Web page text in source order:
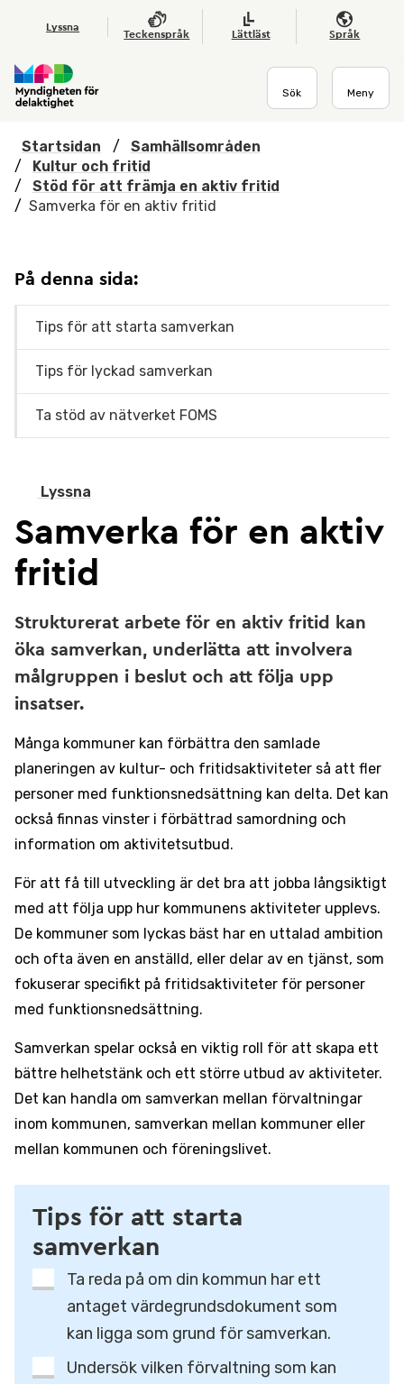
Hoppa till huvudmenyn
Lyssna
Teckenspråk Lättläst Språk
Sök Meny
Startsidan /
Samhällsområden
/
Kultur och fritid
/
Stöd för att främja en aktiv fritid
/ Samverka för en aktiv fritid
Lyssna
Samverka för en aktiv
fritid
Strukturerat arbete för en aktiv fritid kan
öka samverkan, underlätta att involvera
målgruppen i beslut och att följa upp
insatser.
Många kommuner kan förbättra den samlade
planeringen av kultur- och fritidsaktiviteter så att fler
personer med funktionsnedsättning kan delta. Det kan
också finnas vinster i förbättrad samordning och
information om aktivitetsutbud.
För att få till utveckling är det bra att jobba långsiktigt
med att följa upp hur kommunens aktiviteter upplevs.
De kommuner som lyckas bäst har en uttalad ambition
och ofta även en anställd, eller delar av en tjänst, som
fokuserar specifikt på fritidsaktiviteter för personer
med funktionsnedsättning.
Samverkan spelar också en viktig roll för att skapa ett
bättre helhetstänk och ett större utbud av aktiviteter.
Det kan handla om samverkan mellan förvaltningar
inom kommunen, samverkan mellan kommuner eller
mellan kommunen och föreningslivet.
Tips för att starta
samverkan
Ta reda på om din kommun har ett
antaget värdegrundsdokument som
kan ligga som grund för samverkan.
Undersök vilken förvaltning som kan
På denna sida:
Tips för att starta samverkan
Tips för lyckad samverkan
Ta stöd av nätverket FOMS